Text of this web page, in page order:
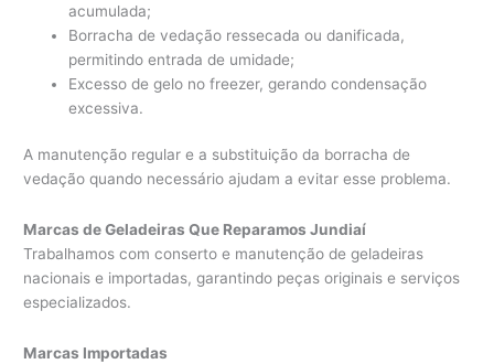
acumulada;
Borracha de vedação ressecada ou danificada,
permitindo entrada de umidade;
Excesso de gelo no freezer, gerando condensação
excessiva.
A manutenção regular e a substituição da borracha de
vedação quando necessário ajudam a evitar esse problema.
Marcas de Geladeiras Que Reparamos Jundiaí
Trabalhamos com conserto e manutenção de geladeiras
nacionais e importadas, garantindo peças originais e serviços
especializados.
Marcas Importadas